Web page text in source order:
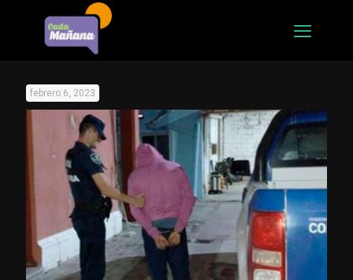
febrero 6, 2023